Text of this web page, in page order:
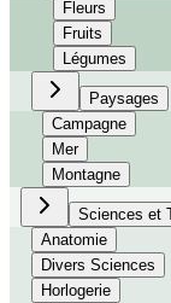
Fleurs
Fruits
Légumes
Paysages
Campagne
Mer
Montagne
Sciences et
Anatomie
Divers Sciences
Horlogerie